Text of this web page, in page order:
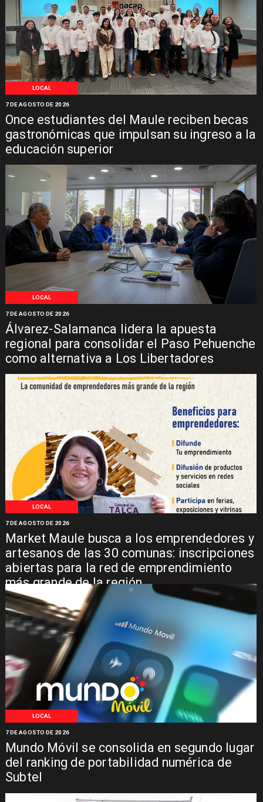
LOCAL
Once estudiantes del Maule reciben becas
gastronómicas que impulsan su ingreso a la
educación superior
7 DE AGOSTO DE 2026
LOCAL
Álvarez-Salamanca lidera la apuesta
regional para consolidar el Paso Pehuenche
como alternativa a Los Libertadores
7 DE AGOSTO DE 2026
LOCAL
Market Maule busca a los emprendedores y
artesanos de las 30 comunas: inscripciones
abiertas para la red de emprendimiento
más grande de la región
7 DE AGOSTO DE 2026
LOCAL
Mundo Móvil se consolida en segundo lugar
del ranking de portabilidad numérica de
Subtel
7 DE AGOSTO DE 2026